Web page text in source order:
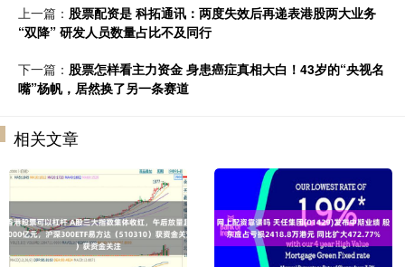
上一篇： 股票配资是 科拓通讯：两度失效后再递表港股两大业务
“双降” 研发人员数量占比不及同行
下一篇： 股票怎样看主力资金 身患癌症真相大白！43岁的“央视名
嘴”杨帆，居然换了另一条赛道
相关文章